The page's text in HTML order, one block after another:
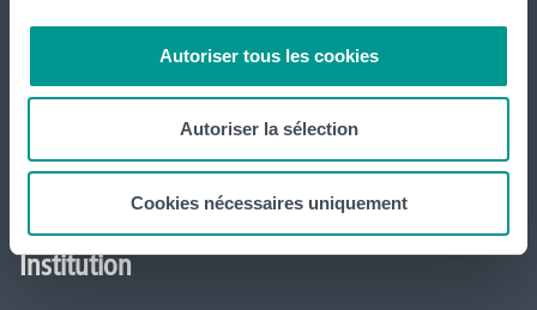
Autoriser tous les cookies
Autoriser la sélection
Cookies nécessaires uniquement
Campus Charleroi
Actualités
Formation continue et recherche
Mobilité internationale
Institution